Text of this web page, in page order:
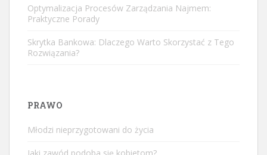
Optymalizacja Procesów Zarządzania Najmem:
Praktyczne Porady
Skrytka Bankowa: Dlaczego Warto Skorzystać z Tego
Rozwiązania?
PRAWO
Młodzi nieprzygotowani do życia